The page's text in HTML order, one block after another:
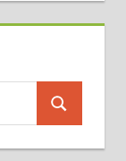
Suchen